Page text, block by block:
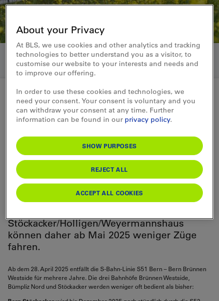
Medienmitteilung 14.04.2025
Ab 28. April halten weniger
Züge in Bern West
Die Bahninfrastruktur im Westen Berns
wird ausgebaut, damit künftig mehr Züge
verkehren können. Die Arbeiten dauern
Stöckacker/Holligen/Weyermannshaus
können daher ab Mai 2025 weniger Züge
fahren.
Ab dem 28. April 2025 entfällt die S-Bahn-Linie S51 Bern – Bern Brünnen
Westside für mehrere Jahre. Die drei Bahnhöfe Brünnen Westside,
Bümpliz Nord und Stöckacker werden weniger oft bedient als bisher:
About your Privacy
At BLS, we use cookies and other analytics and tracking
technologies to better understand you as a visitor, to
customise our website to your interests and needs and
to improve our offering.
In order to use these cookies and technologies, we
need your consent. Your consent is voluntary and you
can withdraw your consent at any time. Further
information can be found in our privacy policy.
SHOW PURPOSES
REJECT ALL
ACCEPT ALL COOKIES